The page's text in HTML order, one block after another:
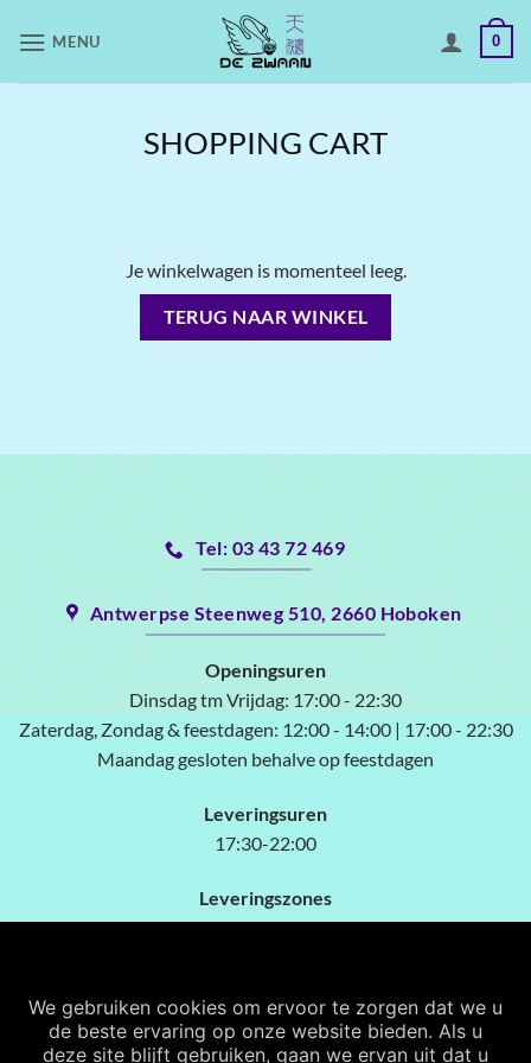
MENU 0
SHOPPING CART
Je winkelwagen is momenteel leeg.
TERUG NAAR WINKEL
Tel: 03 43 72 469
Antwerpse Steenweg 510, 2660 Hoboken
Openingsuren
Dinsdag tm Vrijdag: 17:00 - 22:30
Zaterdag, Zondag & feestdagen: 12:00 - 14:00 | 17:00 - 22:30
Maandag gesloten behalve op feestdagen
Leveringsuren
17:30-22:00
Leveringszones
2660 Hoboken vanaf 15.00€
2620 Hemiksem vanaf 30.00€
We gebruiken cookies om ervoor te zorgen dat we u
de beste ervaring op onze website bieden. Als u
deze site blijft gebruiken, gaan we ervan uit dat u